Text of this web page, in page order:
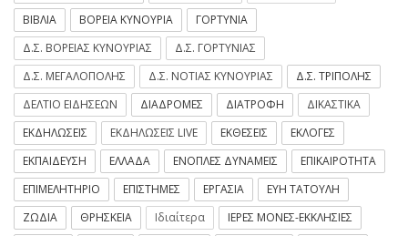
ΒΙΒΛΙΑ
ΒΟΡΕΙΑ ΚΥΝΟΥΡΙΑ
ΓΟΡΤΥΝΙΑ
Δ.Σ. ΒΟΡΕΙΑΣ ΚΥΝΟΥΡΙΑΣ
Δ.Σ. ΓΟΡΤΥΝΙΑΣ
Δ.Σ. ΜΕΓΑΛΟΠΟΛΗΣ
Δ.Σ. ΝΟΤΙΑΣ ΚΥΝΟΥΡΙΑΣ
Δ.Σ. ΤΡΙΠΟΛΗΣ
ΔΕΛΤΙΟ ΕΙΔΗΣΕΩΝ
ΔΙΑΔΡΟΜΕΣ ΔΙΑΤΡΟΦΗ
ΔΙΚΑΣΤΙΚΑ
ΕΚΔΗΛΩΣΕΙΣ
ΕΚΔΗΛΩΣΕΙΣ LIVE ΕΚΘΕΣΕΙΣ
ΕΚΛΟΓΕΣ
ΕΚΠΑΙΔΕΥΣΗ
ΕΛΛΑΔΑ ΕΝΟΠΛΕΣ ΔΥΝΑΜΕΙΣ
ΕΠΙΚΑΙΡΟΤΗΤΑ
ΕΠΙΜΕΛΗΤΗΡΙΟ
ΕΠΙΣΤΗΜΕΣ ΕΡΓΑΣΙΑ
ΕΥΗ ΤΑΤΟΥΛΗ
ΖΩΔΙΑ
ΘΡΗΣΚΕΙΑ Ιδιαίτερα
ΙΕΡΕΣ ΜΟΝΕΣ-ΕΚΚΛΗΣΙΕΣ